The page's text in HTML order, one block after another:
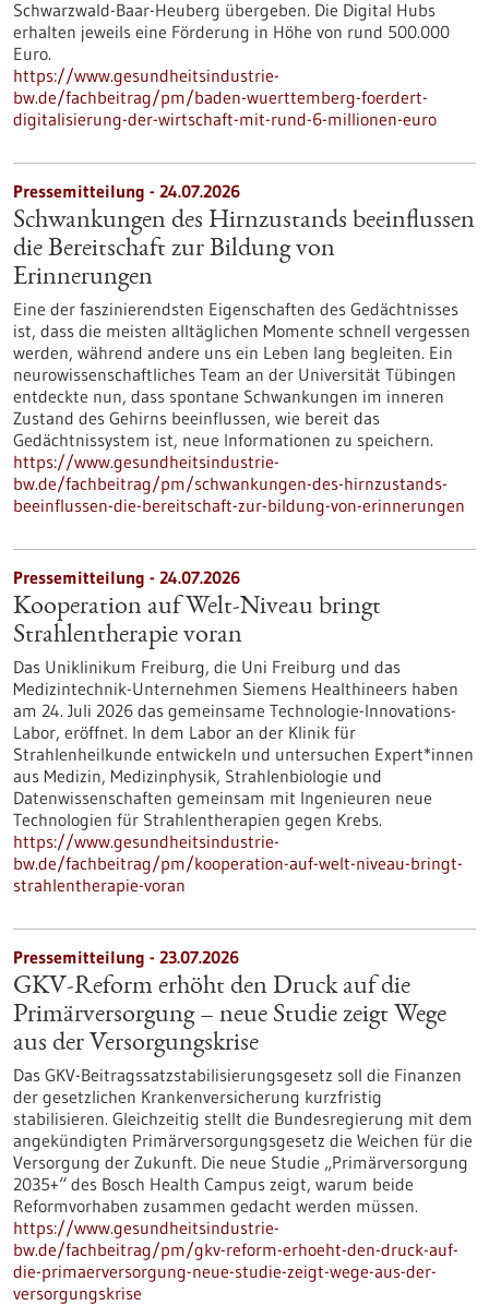
Schwarzwald-Baar-Heuberg übergeben. Die Digital Hubs
erhalten jeweils eine Förderung in Höhe von rund 500.000
Euro.
https://www.gesundheitsindustrie-
bw.de/fachbeitrag/pm/baden-wuerttemberg-foerdert-
digitalisierung-der-wirtschaft-mit-rund-6-millionen-euro
Pressemitteilung - 24.07.2026
Schwankungen des Hirnzustands beeinflussen
die Bereitschaft zur Bildung von
Erinnerungen
Eine der faszinierendsten Eigenschaften des Gedächtnisses
ist, dass die meisten alltäglichen Momente schnell vergessen
werden, während andere uns ein Leben lang begleiten. Ein
neurowissenschaftliches Team an der Universität Tübingen
entdeckte nun, dass spontane Schwankungen im inneren
Zustand des Gehirns beeinflussen, wie bereit das
Gedächtnissystem ist, neue Informationen zu speichern.
https://www.gesundheitsindustrie-
bw.de/fachbeitrag/pm/schwankungen-des-hirnzustands-
beeinflussen-die-bereitschaft-zur-bildung-von-erinnerungen
Pressemitteilung - 24.07.2026
Kooperation auf Welt-Niveau bringt
Strahlentherapie voran
Das Uniklinikum Freiburg, die Uni Freiburg und das
Medizintechnik-Unternehmen Siemens Healthineers haben
am 24. Juli 2026 das gemeinsame Technologie-Innovations-
Labor, eröffnet. In dem Labor an der Klinik für
Strahlenheilkunde entwickeln und untersuchen Expert*innen
aus Medizin, Medizinphysik, Strahlenbiologie und
Datenwissenschaften gemeinsam mit Ingenieuren neue
Technologien für Strahlentherapien gegen Krebs.
https://www.gesundheitsindustrie-
bw.de/fachbeitrag/pm/kooperation-auf-welt-niveau-bringt-
strahlentherapie-voran
Pressemitteilung - 23.07.2026
GKV-Reform erhöht den Druck auf die
Primärversorgung – neue Studie zeigt Wege
aus der Versorgungskrise
Das GKV-Beitragssatzstabilisierungsgesetz soll die Finanzen
der gesetzlichen Krankenversicherung kurzfristig
stabilisieren. Gleichzeitig stellt die Bundesregierung mit dem
angekündigten Primärversorgungsgesetz die Weichen für die
Versorgung der Zukunft. Die neue Studie „Primärversorgung
2035+“ des Bosch Health Campus zeigt, warum beide
Reformvorhaben zusammen gedacht werden müssen.
https://www.gesundheitsindustrie-
bw.de/fachbeitrag/pm/gkv-reform-erhoeht-den-druck-auf-
die-primaerversorgung-neue-studie-zeigt-wege-aus-der-
versorgungskrise